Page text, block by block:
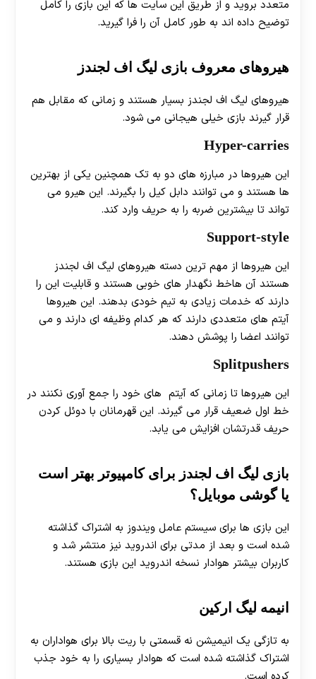
متعدد بروید و از طریق این سایت ها که این بازی را کامل
توضیح داده اند به طور کامل آن را فرا گیرید.
هیروهای معروف بازی لیگ اف لجندز
هیروهای لیگ اف لجندز بسیار هستند و زمانی که مقابل هم
قرار گیرند بازی خیلی هیجانی می شود.
Hyper-carries
این هیروها در مبارزه های دو به تک همچنین یکی از بهترین
ها هستند و می توانند دابل کیل را بگیرند. این هیرو می
تواند تا بیشترین ضربه را به حریف وارد کند.
Support-style
این هیروها از مهم ترین دسته هیروهای لیگ اف لجندز
هستند آن هاخط نگهدار های خوبی هستند و قابلیت این را
دارند که خدمات زیادی به تیم خودی بدهند. این هیروها
آیتم های متعددی دارند که هر کدام وظیفه ای دارند و می
توانند اعضا را پوشش دهند.
Splitpushers
این هیروها تا زمانی که آیتم های خود را جمع آوری نکنند در
خط اول ضعیف قرار می گیرند. این قهرمانان با دوئل کردن
حریف قدرتشان افزایش می یابد.
بازی لیگ اف لجندز برای کامپیوتر بهتر است
یا گوشی موبایل؟
این بازی ها برای سیستم عامل ویندوز به اشتراک گذاشته
شده است و بعد از مدتی برای اندروید نیز منتشر شد و
کاربران بیشتر هوادار نسخه اندروید این بازی هستند.
انیمه لیگ ارکین
به تازگی یک انیمیشن نه قسمتی با ریت بالا برای هواداران به
اشتراک گذاشته شده است که هوادار بسیاری را به خود جذب